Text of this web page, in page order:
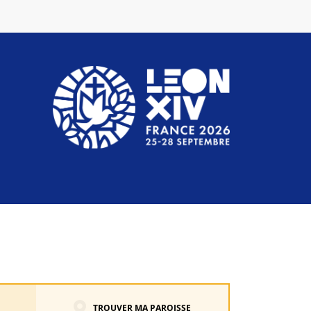
TROUVER MA PAROISSE